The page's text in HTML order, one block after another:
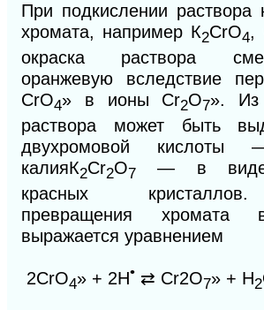
При подкислении раствора
хромата, например К2СrO4,
окраска раствора
оранжевую вследствие
СrO4» в ионы Cr2O7». Из
раствора может быть
двухромовой кислоты
калияК2Сr2О7
— в виде
красных
превращения хромата
выражается уравнением
2CrO4» + 2Н• ⇄ Cr2O7» + Н2